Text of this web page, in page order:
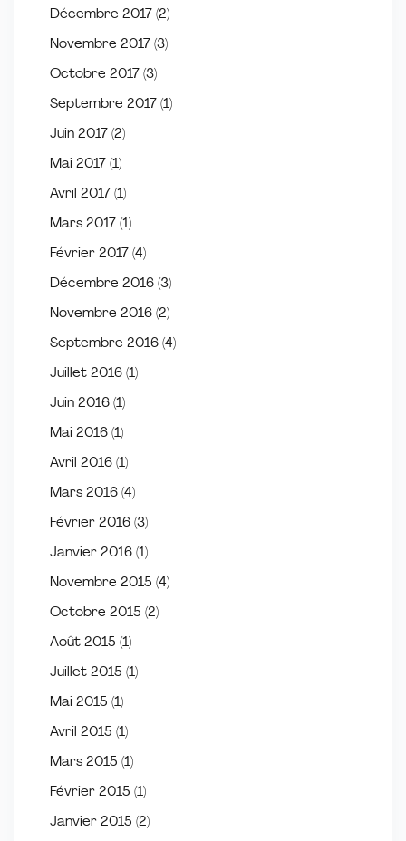
Décembre 2017 (2)
Novembre 2017 (3)
Octobre 2017 (3)
Septembre 2017 (1)
Juin 2017 (2)
Mai 2017 (1)
Avril 2017 (1)
Mars 2017 (1)
Février 2017 (4)
Décembre 2016 (3)
Novembre 2016 (2)
Septembre 2016 (4)
Juillet 2016 (1)
Juin 2016 (1)
Mai 2016 (1)
Avril 2016 (1)
Mars 2016 (4)
Février 2016 (3)
Janvier 2016 (1)
Novembre 2015 (4)
Octobre 2015 (2)
Août 2015 (1)
Juillet 2015 (1)
Mai 2015 (1)
Avril 2015 (1)
Mars 2015 (1)
Février 2015 (1)
Janvier 2015 (2)